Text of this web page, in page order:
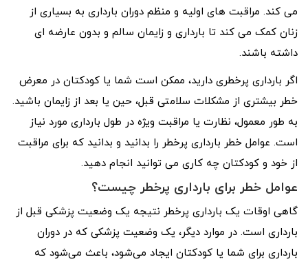
می کند. مراقبت های اولیه و منظم دوران بارداری به بسیاری از
زنان کمک می کند تا بارداری و زایمان سالم و بدون عارضه ای
داشته باشند.
اگر بارداری پرخطری دارید، ممکن است شما یا کودکتان در معرض
خطر بیشتری از مشکلات سلامتی قبل، حین یا بعد از زایمان باشید.
به طور معمول، نظارت یا مراقبت ویژه در طول بارداری مورد نیاز
است. عوامل خطر بارداری پرخطر را بدانید و بدانید که برای مراقبت
از خود و کودکتان چه کاری می توانید انجام دهید.
عوامل خطر برای بارداری پرخطر چیست؟
گاهی اوقات یک بارداری پرخطر نتیجه یک وضعیت پزشکی قبل از
بارداری است. در موارد دیگر، یک وضعیت پزشکی که در دوران
بارداری برای شما یا کودکتان ایجاد می‌شود، باعث می‌شود که